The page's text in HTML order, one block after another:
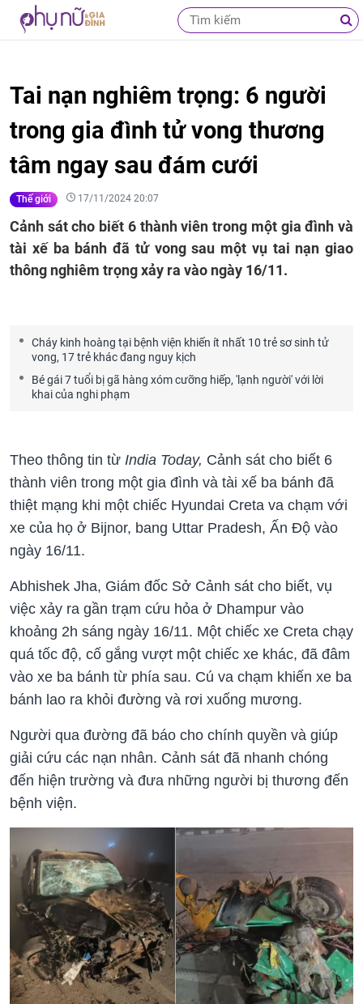
Tai nạn nghiêm trọng: 6 người
trong gia đình tử vong thương
tâm ngay sau đám cưới
Thế giới 17/11/2024 20:07
Cảnh sát cho biết 6 thành viên trong một gia đình và
tài xế ba bánh đã tử vong sau một vụ tai nạn giao
thông nghiêm trọng xảy ra vào ngày 16/11.
Cháy kinh hoàng tại bệnh viện khiến ít nhất 10 trẻ sơ sinh tử
vong, 17 trẻ khác đang nguy kịch
Bé gái 7 tuổi bị gã hàng xóm cưỡng hiếp, 'lạnh người' với lời
khai của nghi phạm
Theo thông tin từ India Today, Cảnh sát cho biết 6
thành viên trong một gia đình và tài xế ba bánh đã
thiệt mạng khi một chiếc Hyundai Creta va chạm với
xe của họ ở Bijnor, bang Uttar Pradesh, Ấn Độ vào
ngày 16/11.
Abhishek Jha, Giám đốc Sở Cảnh sát cho biết, vụ
việc xảy ra gần trạm cứu hỏa ở Dhampur vào
khoảng 2h sáng ngày 16/11. Một chiếc xe Creta chạy
quá tốc độ, cố gắng vượt một chiếc xe khác, đã đâm
vào xe ba bánh từ phía sau. Cú va chạm khiến xe ba
bánh lao ra khỏi đường và rơi xuống mương.
Người qua đường đã báo cho chính quyền và giúp
giải cứu các nạn nhân. Cảnh sát đã nhanh chóng
đến hiện trường và đưa những người bị thương đến
bệnh viện.